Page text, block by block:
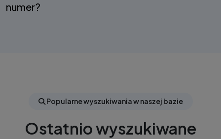
numer?
Popularne wyszukiwania w naszej bazie
Ostatnio wyszukiwane